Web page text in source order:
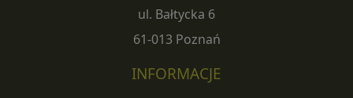
ul. Bałtycka 6
61-013 Poznań
INFORMACJE